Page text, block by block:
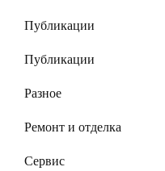
Публикации
Публикации
Разное
Ремонт и отделка
Сервис